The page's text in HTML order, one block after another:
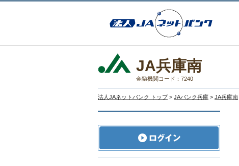
JA兵庫南
金融機関コード：7240
法人JAネットバンク トップ > JAバンク兵庫 > JA兵庫南